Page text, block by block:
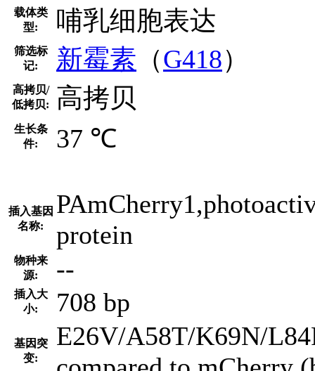
载体类
型:
哺乳细胞表达
筛选标
记:
新霉素 （G418）
高拷贝/
低拷贝:
高拷贝
生长条
件:
37 ℃
插入基因
名称:
protein
物种来
源:
--
插入大
小:
708 bp
基因突
变:
E26V/A58T/K69N/